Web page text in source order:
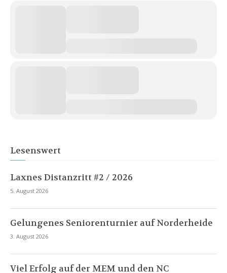
Lesenswert
Laxnes Distanzritt #2 / 2026
5. August 2026
Gelungenes Seniorenturnier auf Norderheide
3. August 2026
Viel Erfolg auf der MEM und den NC